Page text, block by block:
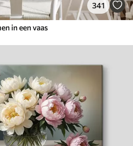
341
in een vaas